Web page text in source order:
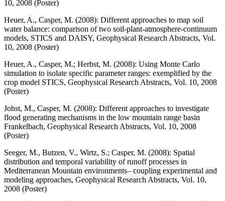
10, 2008 (Poster)
Heuer, A., Casper, M. (2008): Different approaches to map soil
water balance: comparison of two soil-plant-atmosphere-continuum
models, STICS and DAISY, Geophysical Research Abstracts, Vol.
10, 2008 (Poster)
Heuer, A., Casper, M.; Herbst, M. (2008): Using Monte Carlo
simulation to isolate specific parameter ranges: exemplified by the
crop model STICS, Geophysical Research Abstracts, Vol. 10, 2008
(Poster)
Johst, M., Casper, M. (2008): Different approaches to investigate
flood generating mechanisms in the low mountain range basin
Frankelbach, Geophysical Research Abstracts, Vol. 10, 2008
(Poster)
Seeger, M., Butzen, V., Wirtz, S.; Casper, M. (2008): Spatial
distribution and temporal variability of runoff processes in
Mediterranean Mountain environments– coupling experimental and
modeling approaches, Geophysical Research Abstracts, Vol. 10,
2008 (Poster)